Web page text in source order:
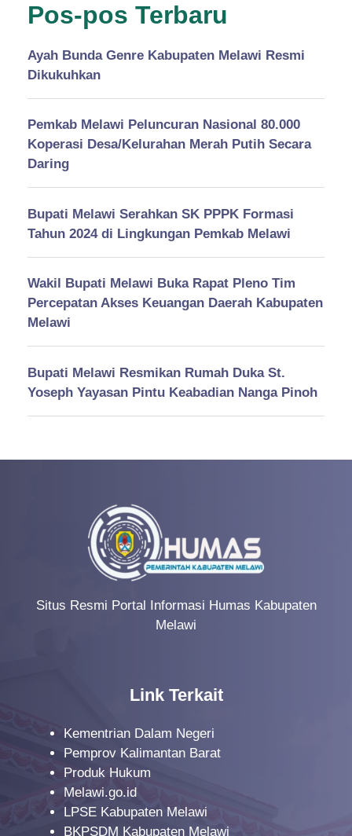
Pos-pos Terbaru
Ayah Bunda Genre Kabupaten Melawi Resmi
Dikukuhkan
Pemkab Melawi Peluncuran Nasional 80.000
Koperasi Desa/Kelurahan Merah Putih Secara
Daring
Bupati Melawi Serahkan SK PPPK Formasi
Tahun 2024 di Lingkungan Pemkab Melawi
Wakil Bupati Melawi Buka Rapat Pleno Tim
Percepatan Akses Keuangan Daerah Kabupaten
Melawi
Bupati Melawi Resmikan Rumah Duka St.
Yoseph Yayasan Pintu Keabadian Nanga Pinoh
Situs Resmi Portal Informasi Humas Kabupaten
Melawi
Link Terkait
Kementrian Dalam Negeri
Pemprov Kalimantan Barat
Produk Hukum
Melawi.go.id
LPSE Kabupaten Melawi
BKPSDM Kabupaten Melawi